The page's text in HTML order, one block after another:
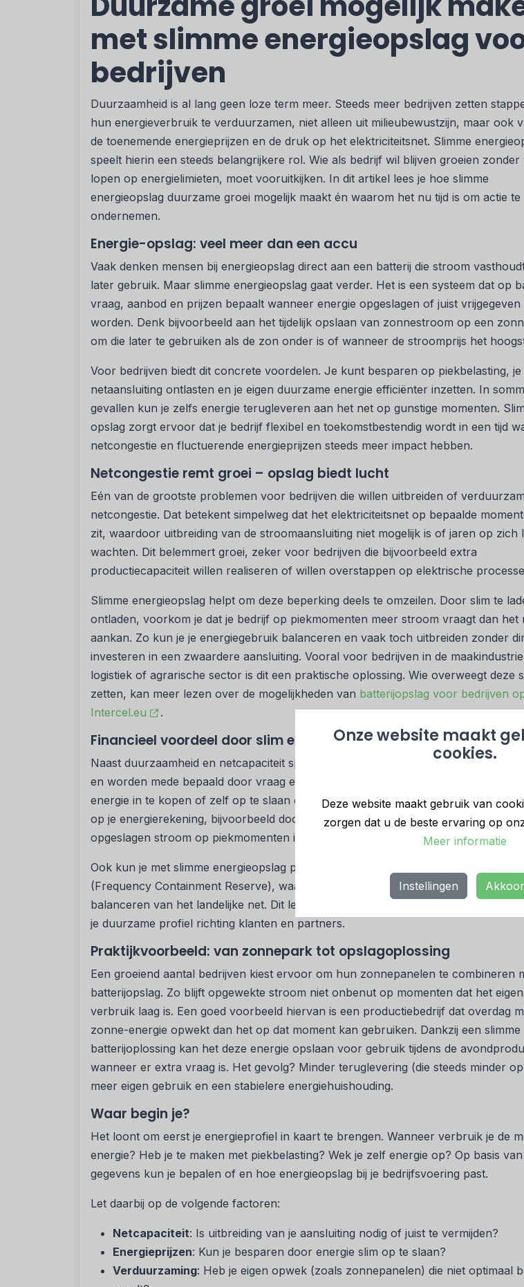
Onze website maakt
cookies.
Deze website maakt gebruik van
zorgen dat u de beste ervaring op
Meer informatie
Instellingen
met slimme energieopslag
bedrijven
Duurzaamheid is al lang geen loze term meer. Steeds meer bedrijven zetten
hun energieverbruik te verduurzamen, niet alleen uit milieubewustzijn, maar ook
de toenemende energieprijzen en de druk op het elektriciteitsnet. Slimme
speelt hierin een steeds belangrijkere rol. Wie als bedrijf wil blijven groeien zonder
lopen op energielimieten, moet vooruitkijken. In dit artikel lees je hoe slimme
energieopslag duurzame groei mogelijk maakt én waarom het nu tijd is om actie te
ondernemen.
Energie-opslag: veel meer dan een accu
Vaak denken mensen bij energieopslag direct aan een batterij die stroom
later gebruik. Maar slimme energieopslag gaat verder. Het is een systeem dat op
vraag, aanbod en prijzen bepaalt wanneer energie opgeslagen of juist vrijgegeven
worden. Denk bijvoorbeeld aan het tijdelijk opslaan van zonnestroom op een
om die later te gebruiken als de zon onder is of wanneer de stroomprijs het
Voor bedrijven biedt dit concrete voordelen. Je kunt besparen op piekbelasting, je
netaansluiting ontlasten en je eigen duurzame energie efficiënter inzetten. In
gevallen kun je zelfs energie terugleveren aan het net op gunstige momenten.
opslag zorgt ervoor dat je bedrijf flexibel en toekomstbestendig wordt in een tijd
netcongestie en fluctuerende energieprijzen steeds meer impact hebben.
Netcongestie remt groei – opslag biedt lucht
Eén van de grootste problemen voor bedrijven die willen uitbreiden of
netcongestie. Dat betekent simpelweg dat het elektriciteitsnet op bepaalde
zit, waardoor uitbreiding van de stroomaansluiting niet mogelijk is of jaren op zich
wachten. Dit belemmert groei, zeker voor bedrijven die bijvoorbeeld extra
productiecapaciteit willen realiseren of willen overstappen op elektrische
Slimme energieopslag helpt om deze beperking deels te omzeilen. Door slim te
ontladen, voorkom je dat je bedrijf op piekmomenten meer stroom vraagt dan het
aankan. Zo kun je je energiegebruik balanceren en vaak toch uitbreiden zonder
investeren in een zwaardere aansluiting. Vooral voor bedrijven in de
logistiek of agrarische sector is dit een praktische oplossing. Wie overweegt deze
zetten, kan meer lezen over de mogelijkheden van batterijopslag voor bedrijven
Intercel.eu
.
Financieel voordeel door slim energiebeheer
Naast duurzaamheid en netcapaciteit speelt er nog iets mee: geld. Energieprijzen
en worden mede bepaald door vraag en aanbod op het net. Een batterij kan
energie in te kopen of zelf op te slaan op het juiste moment. Daardoor kun je
op je energierekening, bijvoorbeeld door gebruik te maken van daluren of door
opgeslagen stroom op piekmomenten in te zetten.
Ook kun je met slimme energieopslag profiteren van marktmechanismen zoals FCR
(Frequency Containment Reserve), waarbij je tegen vergoeding bijdraagt aan het
balanceren van het landelijke net. Dit levert niet alleen inkomsten op, maar
je duurzame profiel richting klanten en partners.
Praktijkvoorbeeld: van zonnepark tot opslagoplossing
Een groeiend aantal bedrijven kiest ervoor om hun zonnepanelen te combineren
batterijopslag. Zo blijft opgewekte stroom niet onbenut op momenten dat het eigen
verbruik laag is. Een goed voorbeeld hiervan is een productiebedrijf dat overdag
zonne-energie opwekt dan het op dat moment kan gebruiken. Dankzij een slimme
batterijoplossing kan het deze energie opslaan voor gebruik tijdens de
wanneer er extra vraag is. Het gevolg? Minder teruglevering (die steeds minder
meer eigen gebruik en een stabielere energiehuishouding.
Waar begin je?
Het loont om eerst je energieprofiel in kaart te brengen. Wanneer verbruik je de
energie? Heb je te maken met piekbelasting? Wek je zelf energie op? Op basis van
gegevens kun je bepalen of en hoe energieopslag bij je bedrijfsvoering past.
Let daarbij op de volgende factoren:
Netcapaciteit: Is uitbreiding van je aansluiting nodig of juist te vermijden?
Energieprijzen: Kun je besparen door energie slim op te slaan?
Verduurzaming: Heb je eigen opwek (zoals zonnepanelen) die niet optimaal